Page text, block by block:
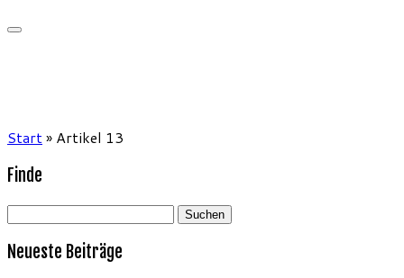
Start» Artikel 13
Finde
Suchen
Neueste Beiträge